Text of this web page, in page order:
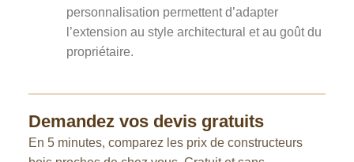
personnalisation permettent d’adapter
l’extension au style architectural et au goût du
propriétaire.
Demandez vos devis gratuits
En 5 minutes, comparez les prix de constructeurs